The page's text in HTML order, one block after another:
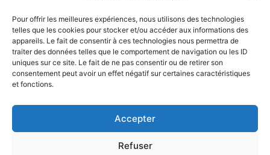
Pour offrir les meilleures expériences, nous utilisons des technologies
telles que les cookies pour stocker et/ou accéder aux informations des
appareils. Le fait de consentir à ces technologies nous permettra de
traiter des données telles que le comportement de navigation ou les ID
uniques sur ce site. Le fait de ne pas consentir ou de retirer son
consentement peut avoir un effet négatif sur certaines caractéristiques
et fonctions.
Accepter
Refuser
AUX JEUNES
ENFANTS
2003 Drame historique